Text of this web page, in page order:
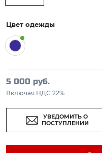
Цвет одежды
5 000 руб.
Включая НДС 22%
УВЕДОМИТЬ О
ПОСТУПЛЕНИИ